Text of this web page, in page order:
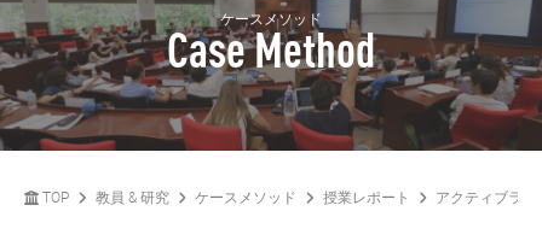
ケースメソッド
Case Method
TOP 教員 & 研究 ケースメソッド 授業レポート アクティブラ